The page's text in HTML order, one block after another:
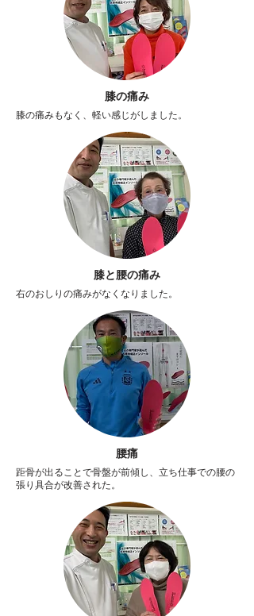
膝の痛み
膝の痛みもなく、軽い感じがしました。
膝と腰の痛み
右のおしりの痛みがなくなりました。
腰痛
距骨が出ることで骨盤が前傾し、立ち仕事での腰の
張り具合が改善された。